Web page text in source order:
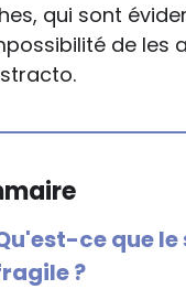
qui sont
de les
ce que
?